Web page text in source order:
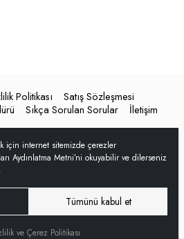
Politikası
Satış Sözleşmesi
Sıkça Sorulan Sorular İletişim
için internet sitemizde çerezler
Aydınlatma Metni’ni okuyabilir ve dilerseniz
Tümünü kabul et
ve Çerez Politikası